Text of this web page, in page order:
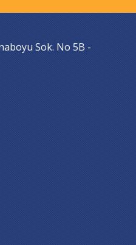
Sok. No 5B -